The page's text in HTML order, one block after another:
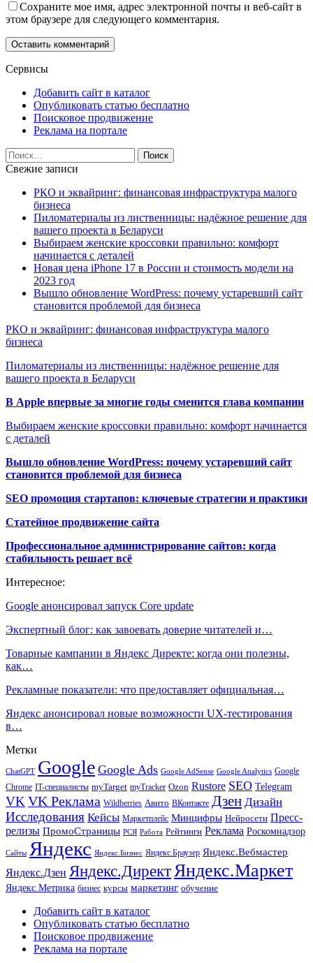
Сохраните мое имя, адрес электронной почты и веб-сайт в
этом браузере для следующего комментария.
Сервисы
Добавить сайт в каталог
Опубликовать статью бесплатно
Поисковое продвижение
Реклама на портале
Свежие записи
РКО и эквайринг: финансовая инфраструктура малого
бизнеса
Пиломатериалы из лиственницы: надёжное решение для
вашего проекта в Беларуси
Выбираем женские кроссовки правильно: комфорт
начинается с деталей
Новая цена iPhone 17 в России и стоимость модели на
2023 год
Вышло обновление WordPress: почему устаревший сайт
становится проблемой для бизнеса
РКО и эквайринг: финансовая инфраструктура малого
бизнеса
Пиломатериалы из лиственницы: надёжное решение для
вашего проекта в Беларуси
В Apple впервые за многие годы сменится глава компании
Выбираем женские кроссовки правильно: комфорт начинается
с деталей
Вышло обновление WordPress: почему устаревший сайт
становится проблемой для бизнеса
SEO промоция стартапов: ключевые стратегии и практики
Статейное продвижение сайта
Профессиональное администрирование сайтов: когда
стабильность решает всё
Интересное:
Google анонсировал запуск Core update
Экспертный блог: как завоевать доверие читателей и…
Товарные кампании в Яндекс Директе: когда они полезны,
как…
Рекламные показатели: что предоставляет официальная…
Яндекс анонсировал новые возможности UX-тестирования
в…
Метки
ChatGPT Google Google Ads Google AdSense Google Analytics Google
Chrome IT-специалисты myTarget myTracker Ozon Rustore SEO Telegram
VK VK Реклама Wildberries Авито ВКонтакте Дзен Дизайн
Исследования Кейсы Маркетплейс Минцифры Нейросети Пресс-
релизы ПромоСтраницы РСЯ Работа Рейтинги Реклама Роскомнадзор
Сайты Яндекс Яндекс.Бизнес Яндекс.Браузер Яндекс.Вебмастер
Яндекс.Дзен Яндекс.ДиректЯндекс.Маркет
Яндекс.Метрика бизнес курсы маркетинг обучение
Добавить сайт в каталог
Опубликовать статью бесплатно
Поисковое продвижение
Реклама на портале